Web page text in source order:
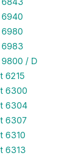
6983
/ D
6215
6300
6304
6307
6310
6313